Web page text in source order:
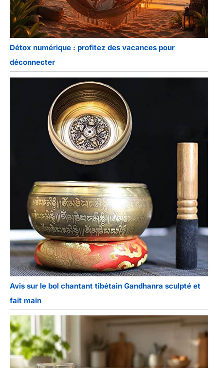
Détox numérique : profitez des vacances pour
déconnecter
Avis sur le bol chantant tibétain Gandhanra sculpté et
fait main